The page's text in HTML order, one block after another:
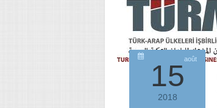
15août
2018